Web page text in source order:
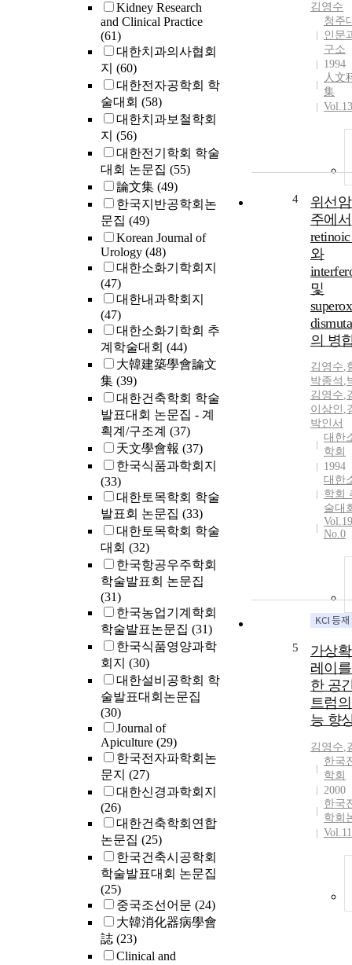
Kidney Research
and Clinical Practice
(61)
대한치과의사협회
지 (60)
대한전자공학회 학
술대회 (58)
대한치과보철학회
지 (56)
대한전기학회 학술
대회 논문집 (55)
論文集 (49)
한국지반공학회논
문집 (49)
Korean Journal of
Urology (48)
대한소화기학회지
(47)
대한내과학회지
(47)
대한소화기학회 추
계학술대회 (44)
大韓建築學會論文
集 (39)
대한건축학회 학술
발표대회 논문집 - 계
획계/구조계 (37)
天文學會報 (37)
한국식품과학회지
(33)
대한토목학회 학술
발표회 논문집 (33)
대한토목학회 학술
대회 (32)
한국항공우주학회
학술발표회 논문집
(31)
한국농업기계학회
학술발표논문집 (31)
한국식품영양과학
회지 (30)
대한설비공학회 학
술발표대회논문집
(30)
Journal of
Apiculture (29)
한국전자파학회논
문지 (27)
대한신경과학회지
(26)
대한건축학회연합
논문집 (25)
한국건축시공학회
학술발표대회 논문집
(25)
중국조선어문 (24)
大韓消化器病學會
誌 (23)
Clinical and
김영수
청주
인문
구소
1994
人文
集
4
위선
주에서
와
및
의 병
김영수,
박종석 ,
김영수,
이상인 ,
박인서
대한
학회
1994
대한
학회
술대
No.0
5
가상
레이
한 공
트럼
능 향
김영수,
한국
학회
2000
한국
학회